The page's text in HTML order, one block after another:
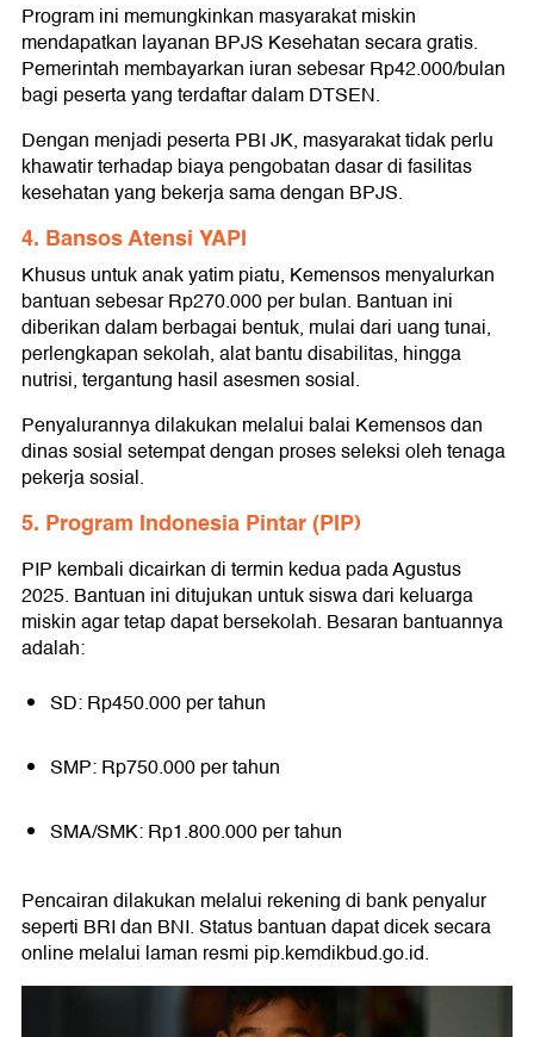
Program ini memungkinkan masyarakat miskin
mendapatkan layanan BPJS Kesehatan secara gratis.
Pemerintah membayarkan iuran sebesar Rp42.000/bulan
bagi peserta yang terdaftar dalam DTSEN.
Dengan menjadi peserta PBI JK, masyarakat tidak perlu
khawatir terhadap biaya pengobatan dasar di fasilitas
kesehatan yang bekerja sama dengan BPJS.
4. Bansos Atensi YAPI
Khusus untuk anak yatim piatu, Kemensos menyalurkan
bantuan sebesar Rp270.000 per bulan. Bantuan ini
diberikan dalam berbagai bentuk, mulai dari uang tunai,
perlengkapan sekolah, alat bantu disabilitas, hingga
nutrisi, tergantung hasil asesmen sosial.
Penyalurannya dilakukan melalui balai Kemensos dan
dinas sosial setempat dengan proses seleksi oleh tenaga
pekerja sosial.
5. Program Indonesia Pintar (PIP)
PIP kembali dicairkan di termin kedua pada Agustus
2025. Bantuan ini ditujukan untuk siswa dari keluarga
miskin agar tetap dapat bersekolah. Besaran bantuannya
adalah:
SD: Rp450.000 per tahun
SMP: Rp750.000 per tahun
SMA/SMK: Rp1.800.000 per tahun
Pencairan dilakukan melalui rekening di bank penyalur
seperti BRI dan BNI. Status bantuan dapat dicek secara
online melalui laman resmi pip.kemdikbud.go.id.